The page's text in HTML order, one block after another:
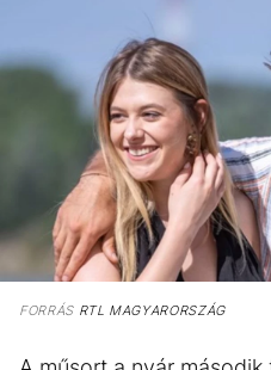
FORRÁSRTL MAGYARORSZÁG